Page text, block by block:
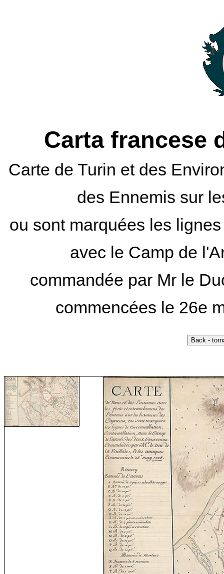
Carta francese
Carte de Turin et des
des Ennemis sur
ou sont marquées les
avec le Camp de
commandée par Mr le
commencées le 26e